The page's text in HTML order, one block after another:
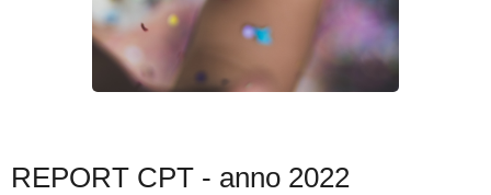
REPORT CPT - anno 2022